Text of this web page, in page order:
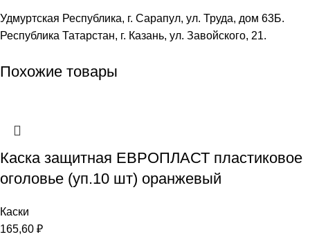
Удмуртская Республика, г. Сарапул, ул. Труда, дом 63Б.
Республика Татарстан, г. Казань, ул. Завойского, 21.
Похожие товары
Каска защитная ЕВРОПЛАСТ пластиковое
оголовье (уп.10 шт) оранжевый
Каски
165,60 ₽